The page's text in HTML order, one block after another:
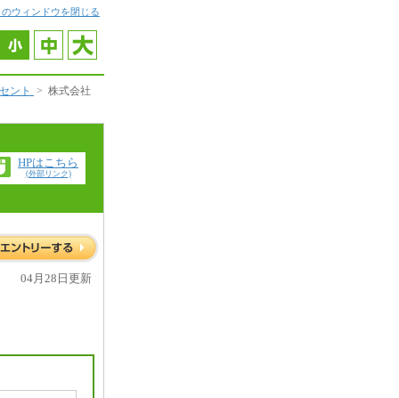
のウィンドウを閉じる
ント > 株式会社
HPはこちら
(外部リンク)
04月28日更新